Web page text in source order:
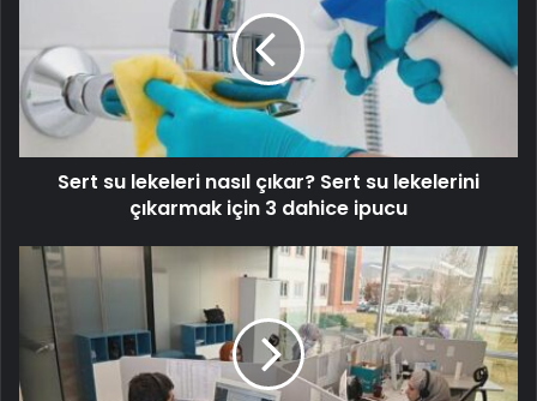
Sert su lekeleri nasıl çıkar? Sert su lekelerini
çıkarmak için 3 dahice ipucu